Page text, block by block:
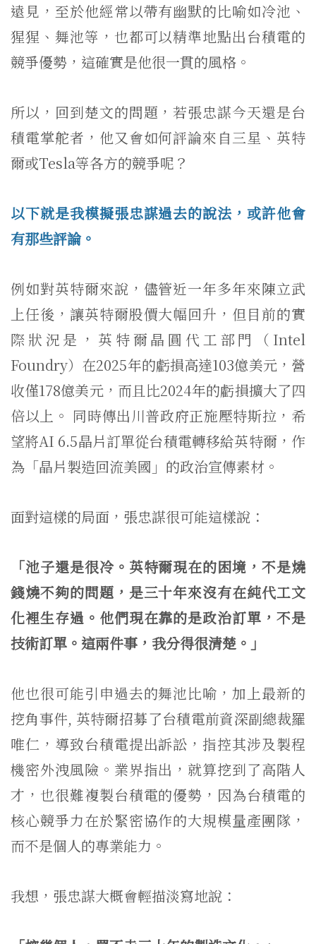
遠見，至於他經常以帶有幽默的比喻如冷池、
猩猩、舞池等，也都可以精準地點出台積電的
競爭優勢，這確實是他很一貫的風格。
所以，回到楚文的問題，若張忠謀今天還是台
積電掌舵者，他又會如何評論來自三星、英特
爾或Tesla等各方的競爭呢？
以下就是我模擬張忠謀過去的說法，或許他會
有那些評論。
例如對英特爾來說，儘管近一年多年來陳立武
上任後，讓英特爾股價大幅回升，但目前的實
際狀況是，英特爾晶圓代工部門（Intel
Foundry）在2025年的虧損高達103億美元，營
收僅178億美元，而且比2024年的虧損擴大了四
倍以上。 同時傳出川普政府正施壓特斯拉，希
望將AI 6.5晶片訂單從台積電轉移給英特爾，作
為「晶片製造回流美國」的政治宣傳素材。
面對這樣的局面，張忠謀很可能這樣說：
「池子還是很冷。英特爾現在的困境，不是燒
錢燒不夠的問題，是三十年來沒有在純代工文
化裡生存過。他們現在靠的是政治訂單，不是
技術訂單。這兩件事，我分得很清楚。」
他也很可能引申過去的舞池比喻，加上最新的
挖角事件, 英特爾招募了台積電前資深副總裁羅
唯仁，導致台積電提出訴訟，指控其涉及製程
機密外洩風險。業界指出，就算挖到了高階人
才，也很難複製台積電的優勢，因為台積電的
核心競爭力在於緊密協作的大規模量產團隊，
而不是個人的專業能力。
我想，張忠謀大概會輕描淡寫地說：